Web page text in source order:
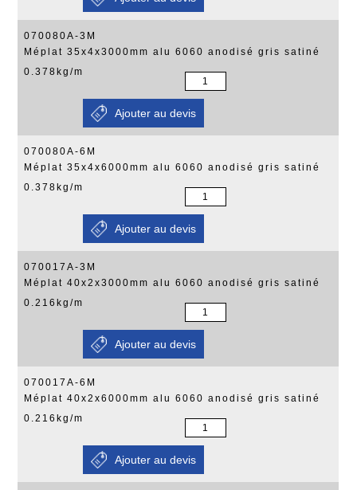
070080A-3M
Méplat 35x4x3000mm alu 6060 anodisé gris satiné
0.378kg/m
070080A-6M
Méplat 35x4x6000mm alu 6060 anodisé gris satiné
0.378kg/m
070017A-3M
Méplat 40x2x3000mm alu 6060 anodisé gris satiné
0.216kg/m
070017A-6M
Méplat 40x2x6000mm alu 6060 anodisé gris satiné
0.216kg/m